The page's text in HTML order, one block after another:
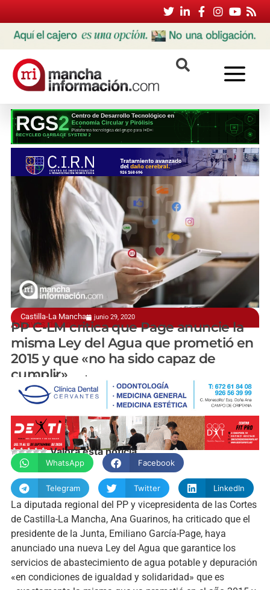
Castilla-La Mancha junio 29, 2020
A través de un comunicado
PP C-LM critica que Page anuncie la
misma Ley del Agua que prometió en
2015 y que «no ha sido capaz de
cumplir»
manchainformacion.com
Valora esta noticia
WhatsApp Facebook
Telegram Twitter LinkedIn
La diputada regional del PP y vicepresidenta de las Cortes
de Castilla-La Mancha, Ana Guarinos, ha criticado que el
presidente de la Junta, Emiliano García-Page, haya
anunciado una nueva Ley del Agua que garantice los
servicios de abastecimiento de agua potable y depuración
«en condiciones de igualdad y solidaridad» que es